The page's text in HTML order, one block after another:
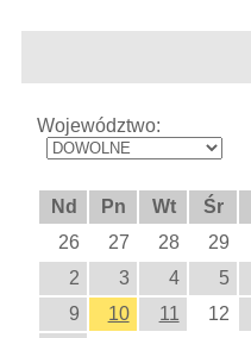
Województwo:
Nd Pn Wt Śr
26
27 28 29
2
3 4 5
9
10 11 12